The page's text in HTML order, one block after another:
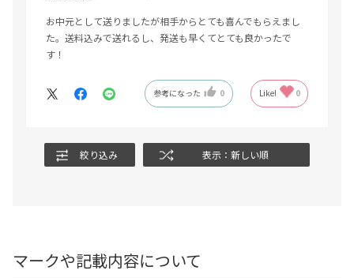
お中元として送りましたが相手からとても喜んでもらえまし
た。送料込みで送れるし、発送も早くてとても良かったで
す！
参考になった 0 Like! 0
絞り込み 表示：新しい順
マークや記載内容について